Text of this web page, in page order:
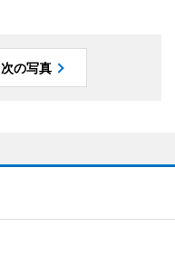
次の写真